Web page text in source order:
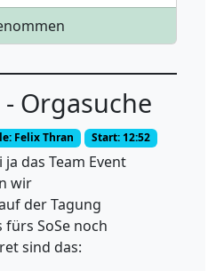
- Orgasuche
Felix Thran Start: 12:52
ja das Team Event
wir
der Tagung
SoSe noch
sind das: